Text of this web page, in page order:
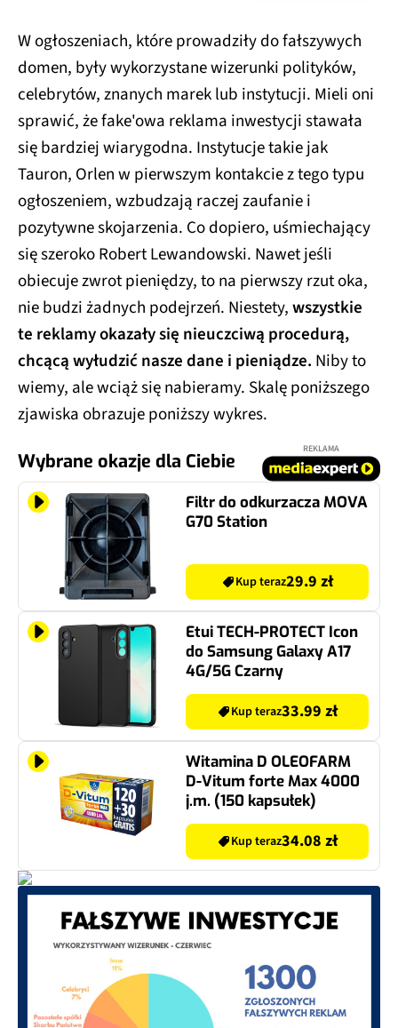
W ogłoszeniach, które prowadziły do fałszywych
domen, były wykorzystane wizerunki polityków,
celebrytów, znanych marek lub instytucji. Mieli oni
sprawić, że fake'owa reklama inwestycji stawała
się bardziej wiarygodna. Instytucje takie jak
Tauron, Orlen w pierwszym kontakcie z tego typu
ogłoszeniem, wzbudzają raczej zaufanie i
pozytywne skojarzenia. Co dopiero, uśmiechający
się szeroko Robert Lewandowski. Nawet jeśli
obiecuje zwrot pieniędzy, to na pierwszy rzut oka,
nie budzi żadnych podejrzeń. Niestety, wszystkie
te reklamy okazały się nieuczciwą procedurą,
chcącą wyłudzić nasze dane i pieniądze. Niby to
wiemy, ale wciąż się nabieramy. Skalę poniższego
zjawiska obrazuje poniższy wykres.
Wybrane okazje dla Ciebie
REKLAMA
Filtr do odkurzacza MOVA
G70 Station
Kup teraz29.9 zł
Etui TECH-PROTECT Icon
do Samsung Galaxy A17
4G/5G Czarny
Kup teraz33.99 zł
Witamina D OLEOFARM
D-Vitum forte Max 4000
j.m. (150 kapsułek)
Kup teraz34.08 zł